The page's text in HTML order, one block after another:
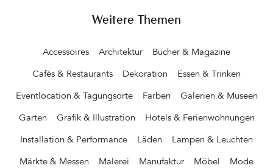
Weitere Themen
Accessoires Architektur Bücher & Magazine
Cafés & Restaurants Dekoration Essen & Trinken
Eventlocation & Tagungsorte Farben Galerien & Museen
Garten Grafik & Illustration Hotels & Ferienwohnungen
Installation & Performance Läden Lampen & Leuchten
Märkte & Messen Malerei Manufaktur Möbel Mode